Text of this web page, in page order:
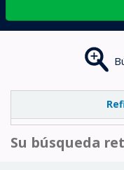
Su búsqueda